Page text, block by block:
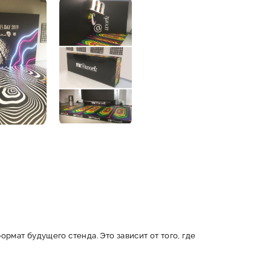
будущего стенда. Это зависит от того, где
Каждый из них обладает своими